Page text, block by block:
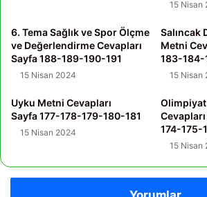
15 Nisan
6. Tema Sağlık ve Spor Ölçme
ve Değerlendirme Cevapları
Sayfa 188-189-190-191
15 Nisan 2024
Salıncak
Metni
183-184-
15 Nisan
Uyku Metni Cevapları
Sayfa 177-178-179-180-181
15 Nisan 2024
Olimpiyat
174-175-
15 Nisan